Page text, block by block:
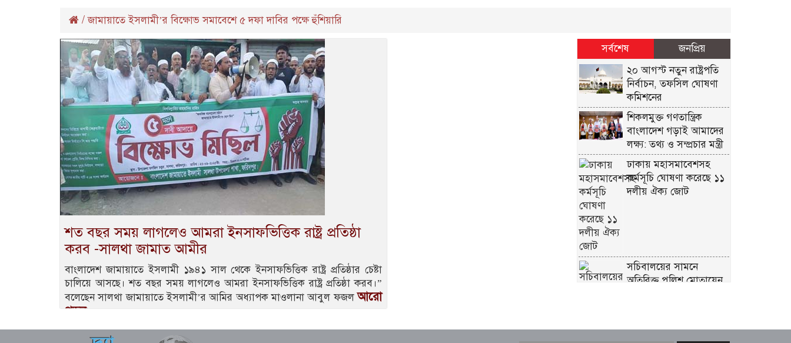
/জামায়াতে ইসলামী’র বিক্ষোভ সমাবেশে ৫ দফা দাবির পক্ষে হুঁশিয়ারি
শত বছর সময় লাগলেও আমরা ইনসাফভিত্তিক রাষ্ট্র প্রতিষ্ঠা
করব -সালথা জামাত আমীর
বাংলাদেশ জামায়াতে ইসলামী ১৯৪১ সাল থেকে ইনসাফভিত্তিক রাষ্ট্র প্রতিষ্ঠার চেষ্টা
চালিয়ে আসছে। শত বছর সময় লাগলেও আমরা ইনসাফভিত্তিক রাষ্ট্র প্রতিষ্ঠা করব।”
বলেছেন সালথা জামায়াতে ইসলামী’র আমির অধ্যাপক মাওলানা আবুল ফজলআরো
পড়ুন..
সর্বশেষ
জনপ্রিয়
২০ আগস্ট নতুন রাষ্ট্রপতি
নির্বাচন, তফসিল ঘোষণা
কমিশনের
শিকলমুক্ত গণতান্ত্রিক
বাংলাদেশ গড়াই আমাদের
লক্ষ্য: তথ্য ও সম্প্রচার মন্ত্রী
ঢাকায় মহাসমাবেশসহ
কর্মসূচি ঘোষণা করেছে ১১
দলীয় ঐক্য জোট
সচিবালয়ের সামনে
অতিরিক্ত পুলিশ মোতায়েন